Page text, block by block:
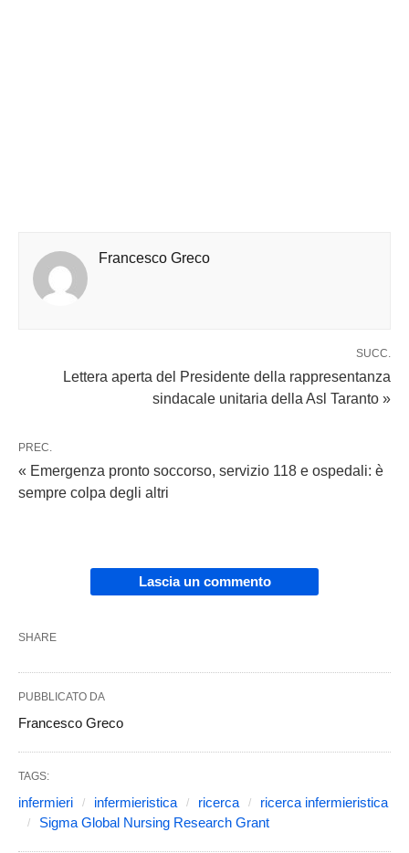
Francesco Greco
SUCC.
Lettera aperta del Presidente della rappresentanza
sindacale unitaria della Asl Taranto »
PREC.
« Emergenza pronto soccorso, servizio 118 e ospedali: è
sempre colpa degli altri
Lascia un commento
SHARE
PUBBLICATO DA
Francesco Greco
TAGS:
infermieri infermieristica ricerca
ricerca infermieristica
Sigma Global Nursing Research Grant